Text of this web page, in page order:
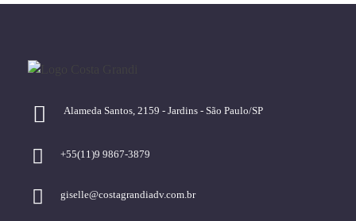
Alameda Santos, 2159 - Jardins - São Paulo/SP
+55(11)9 9867-3879
giselle@costagrandiadv.com.br